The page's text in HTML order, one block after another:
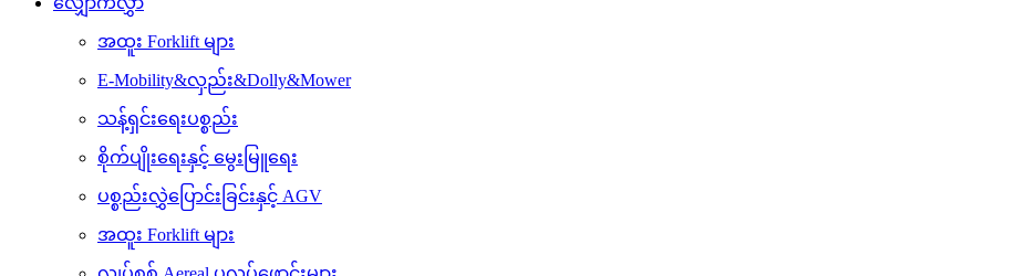
အထူး Forklift များ
E-Mobility&လှည်း&Dolly&Mower
သန့်ရှင်းရေးပစ္စည်း
စိုက်ပျိုးရေးနှင့် မွေးမြူရေး
ပစ္စည်းလွှဲပြောင်းခြင်းနှင့် AGV
အထူး Forklift များ